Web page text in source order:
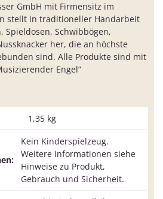
GmbH mit Firmensitz im
stellt in traditioneller Handarbeit
Spieldosen, Schwibbögen,
her, die an höchste
sind. Alle Produkte sind mit
Engel“
1,35 kg
Kein Kinderspielzeug.
Weitere Informationen siehe
Hinweise zu Produkt,
Gebrauch und Sicherheit.